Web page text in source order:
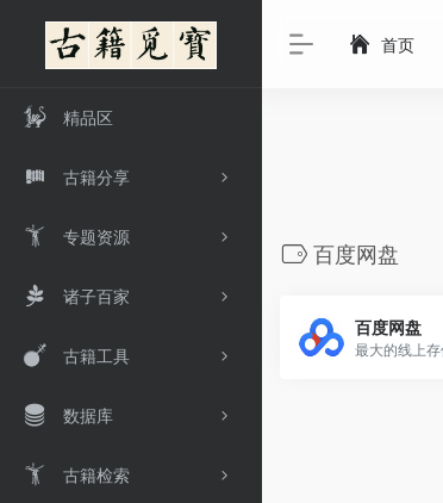
精品区
古籍分享
专题资源
诸子百家
古籍工具
数据库
古籍检索
首页
百度网盘
百度网盘